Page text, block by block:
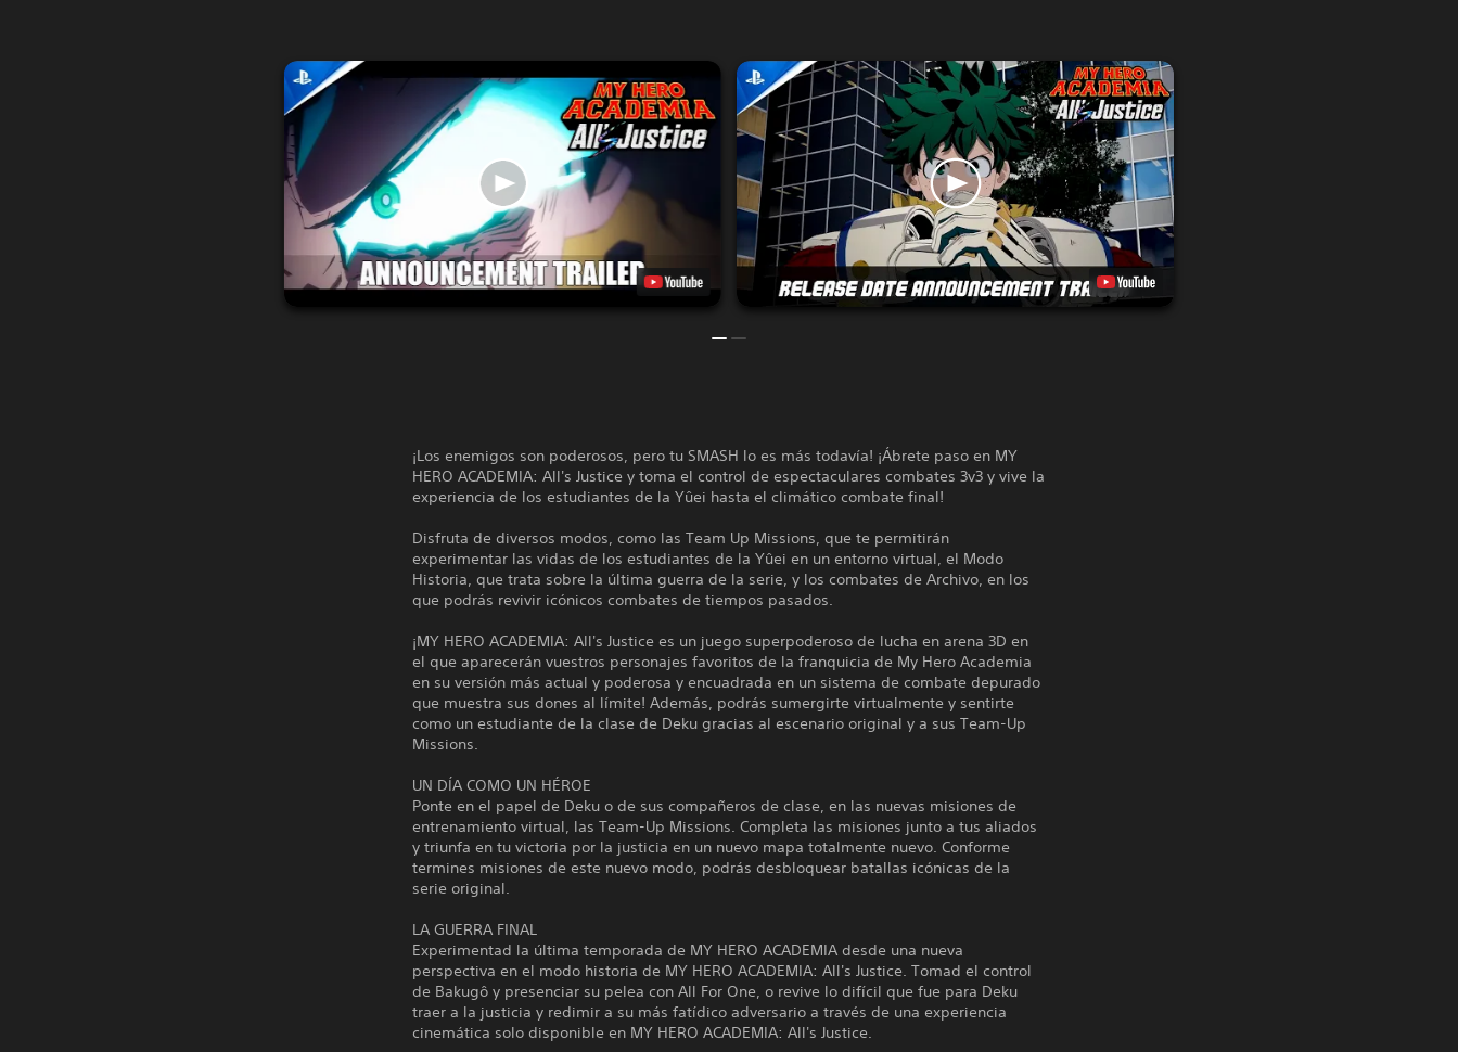
¡Los enemigos son poderosos, pero tu SMASH lo es más todavía! ¡Ábrete paso en MY
HERO ACADEMIA: All's Justice y toma el control de espectaculares combates 3v3 y vive la
experiencia de los estudiantes de la Yûei hasta el climático combate final!
Disfruta de diversos modos, como las Team Up Missions, que te permitirán
experimentar las vidas de los estudiantes de la Yûei en un entorno virtual, el Modo
Historia, que trata sobre la última guerra de la serie, y los combates de Archivo, en los
que podrás revivir icónicos combates de tiempos pasados.
¡MY HERO ACADEMIA: All's Justice es un juego superpoderoso de lucha en arena 3D en
el que aparecerán vuestros personajes favoritos de la franquicia de My Hero Academia
en su versión más actual y poderosa y encuadrada en un sistema de combate depurado
que muestra sus dones al límite! Además, podrás sumergirte virtualmente y sentirte
como un estudiante de la clase de Deku gracias al escenario original y a sus Team-Up
Missions.
UN DÍA COMO UN HÉROE
Ponte en el papel de Deku o de sus compañeros de clase, en las nuevas misiones de
entrenamiento virtual, las Team-Up Missions. Completa las misiones junto a tus aliados
y triunfa en tu victoria por la justicia en un nuevo mapa totalmente nuevo. Conforme
termines misiones de este nuevo modo, podrás desbloquear batallas icónicas de la
serie original.
LA GUERRA FINAL
Experimentad la última temporada de MY HERO ACADEMIA desde una nueva
perspectiva en el modo historia de MY HERO ACADEMIA: All's Justice. Tomad el control
de Bakugô y presenciar su pelea con All For One, o revive lo difícil que fue para Deku
traer a la justicia y redimir a su más fatídico adversario a través de una experiencia
cinemática solo disponible en MY HERO ACADEMIA: All's Justice.